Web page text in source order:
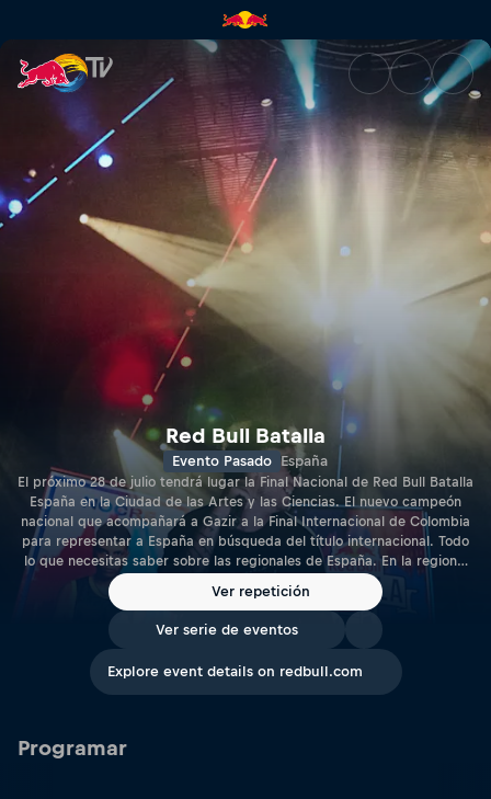
Final Nacional Red Bull
Red Bull Batalla
Evento Pasado España
El próximo 28 de julio tendrá lugar la Final Nacional de Red Bull Batalla
España en la Ciudad de las Artes y las Ciencias. El nuevo campeón
nacional que acompañará a Gazir a la Final Internacional de Colombia
para representar a España en búsqueda del título internacional. Todo
lo que necesitas saber sobre las regionales de España. En la regional
de Granada clasificaron Mnak, NQP, Errecé y Sawi Elekipo. Vuelve a
La regional de Barcelona envía a Alek, Titus, Ander 2k y Zoyert a la
Nacional. ¿Te lo perdiste? ¡ Aquí la crónica ! 4 clasificados de la
regional de Madrid: Chuty, Climax, Babi y Peret . Entérate de todo lo
que pasó en el análisis de la regional de Madrid . La entrada a todas
las regionales será completamente gratuita hasta completar aforo.
Ver repetición
Ver serie de eventos
Explore event details on redbull.com
Programar